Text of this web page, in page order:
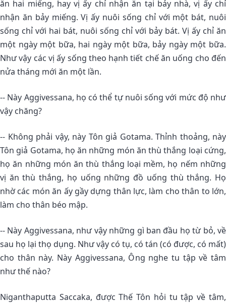
ăn hai miếng, hay vị ấy chỉ nhận ăn tại bảy nhà, vị ấy chỉ
nhận ăn bảy miếng. Vị ấy nuôi sống chỉ với một bát, nuôi
sống chỉ với hai bát, nuôi sống chỉ với bảy bát. Vị ấy chỉ ăn
một ngày một bữa, hai ngày một bữa, bảy ngày một bữa.
Như vậy các vị ấy sống theo hạnh tiết chế ăn uống cho đến
nửa tháng mới ăn một lần.
-- Này Aggivessana, họ có thể tự nuôi sống với mức độ như
vậy chăng?
-- Không phải vậy, này Tôn giả Gotama. Thỉnh thoảng, này
Tôn giả Gotama, họ ăn những món ăn thù thắng loại cứng,
họ ăn những món ăn thù thắng loại mềm, họ nếm những
vị ăn thù thắng, họ uống những đồ uống thù thắng. Họ
nhờ các món ăn ấy gầy dựng thân lực, làm cho thân to lớn,
làm cho thân béo mập.
-- Này Aggivessana, như vậy những gì ban đầu họ từ bỏ, về
sau họ lại thọ dụng. Như vậy có tụ, có tán (có được, có mất)
cho thân này. Này Aggivessana, Ông nghe tu tập về tâm
như thế nào?
Niganthaputta Saccaka, được Thế Tôn hỏi tu tập về tâm,